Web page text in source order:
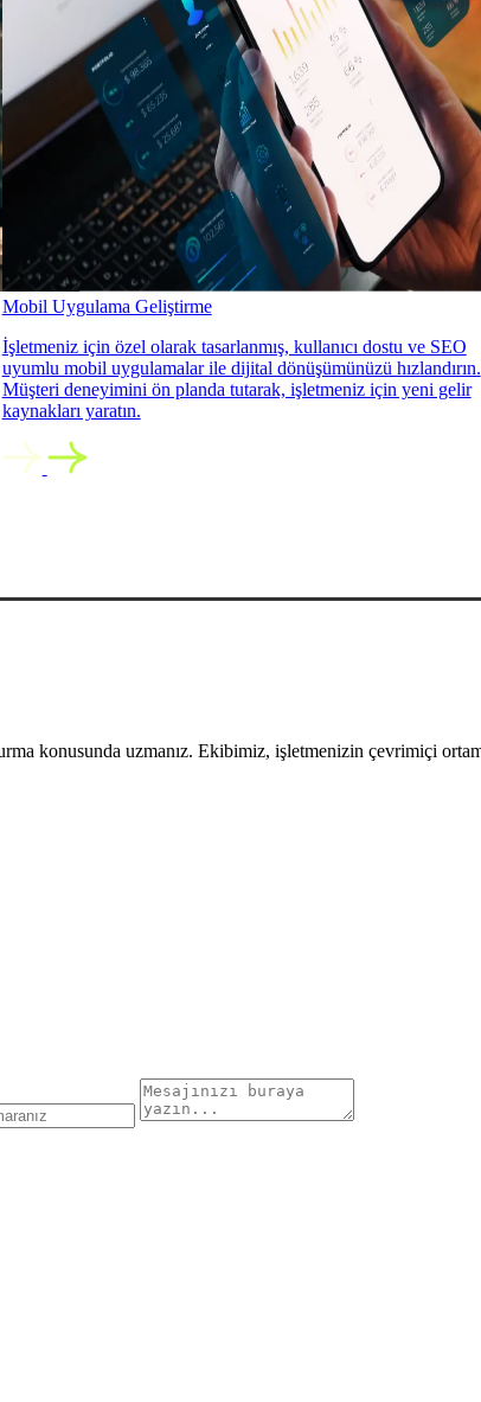
Mobil Uygulama Geliştirme
İşletmeniz için özel olarak tasarlanmış, kullanıcı dostu ve SEO
uyumlu mobil uygulamalar ile dijital dönüşümünüzü hızlandırın.
Müşteri deneyimini ön planda tutarak, işletmeniz için yeni gelir
kaynakları yaratın.
konusunda uzmanız. Ekibimiz, işletmenizin çevrimiçi